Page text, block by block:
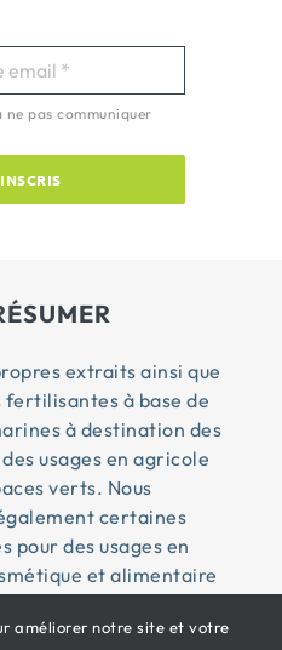
ne pas communiquer
extraits ainsi que
à base de
à destination des
usages en agricole
verts. Nous
certaines
pour des usages en
et alimentaire
améliorer notre site et votre